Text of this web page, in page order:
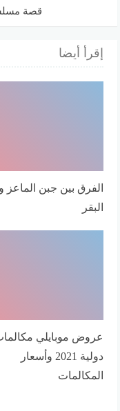
قصة
إقرأ أيضا
الفرق بين جبن الماعز
البقر
عروض موبايلي
دولية 2021 وأسعار
المكالمات